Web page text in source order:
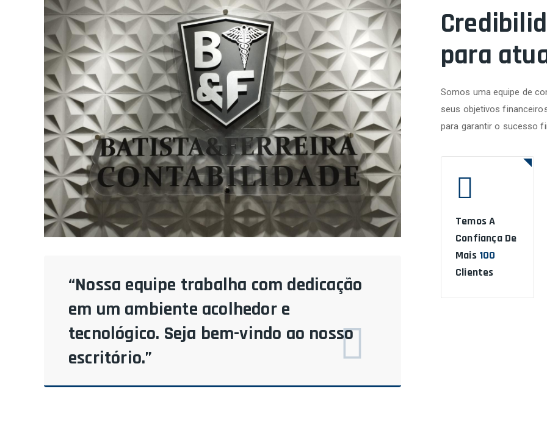
“Nossa equipe trabalha com dedicação
em um ambiente acolhedor e
tecnológico. Seja bem-vindo ao nosso
escritório.”
para
Somos uma equipe de
seus objetivos
para garantir o sucesso
Temos A
Confiança De
Mais 100
Clientes